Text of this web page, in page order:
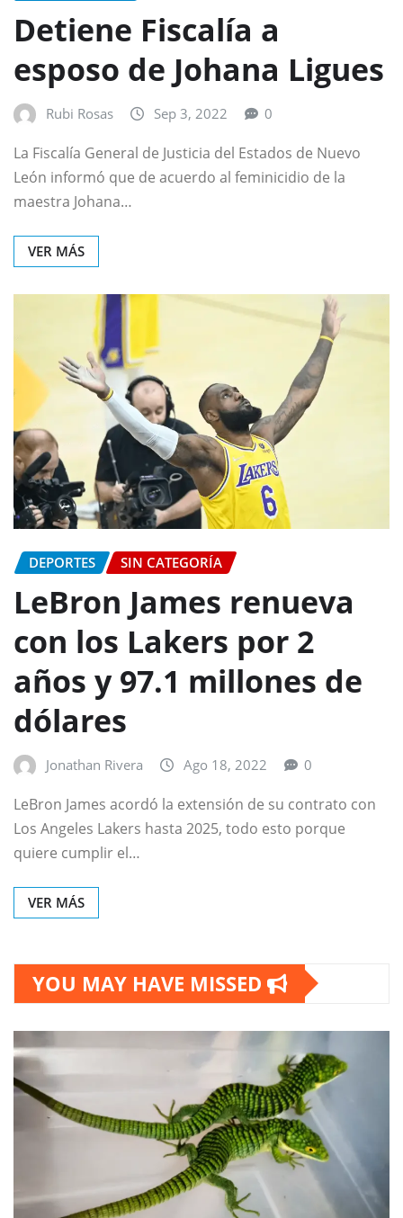
Detiene Fiscalía a
esposo de Johana Ligues
Rubi Rosas Sep 3, 2022 0
La Fiscalía General de Justicia del Estados de Nuevo
León informó que de acuerdo al feminicidio de la
maestra Johana…
VER MÁS
DEPORTES SIN CATEGORÍA
LeBron James renueva
con los Lakers por 2
años y 97.1 millones de
dólares
Jonathan Rivera Ago 18, 2022 0
LeBron James acordó la extensión de su contrato con
Los Angeles Lakers hasta 2025, todo esto porque
quiere cumplir el…
VER MÁS
YOU MAY HAVE MISSED